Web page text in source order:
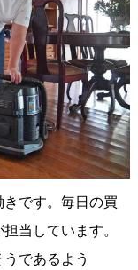
です。毎日の買
当しています。
であるよう